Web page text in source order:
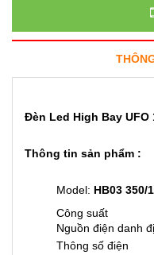
Đèn Led High Bay UFO
Thông tin sản phẩm :
Model: HB03 350/
Công suất
Nguồn điện danh
Thông số điện